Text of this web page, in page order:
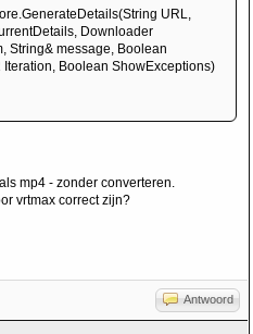
URL,
Downloader
String& message, Boolean
Boolean ShowExceptions)
mp4 - zonder converteren.
vrtmax correct zijn?
Antwoord